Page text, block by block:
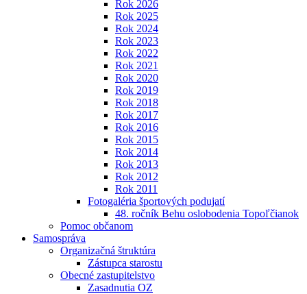
Rok 2026
Rok 2025
Rok 2024
Rok 2023
Rok 2022
Rok 2021
Rok 2020
Rok 2019
Rok 2018
Rok 2017
Rok 2016
Rok 2015
Rok 2014
Rok 2013
Rok 2012
Rok 2011
Fotogaléria športových podujatí
48. ročník Behu oslobodenia Topoľčianok
Pomoc občanom
Samospráva
Organizačná štruktúra
Zástupca starostu
Obecné zastupitelstvo
Zasadnutia OZ